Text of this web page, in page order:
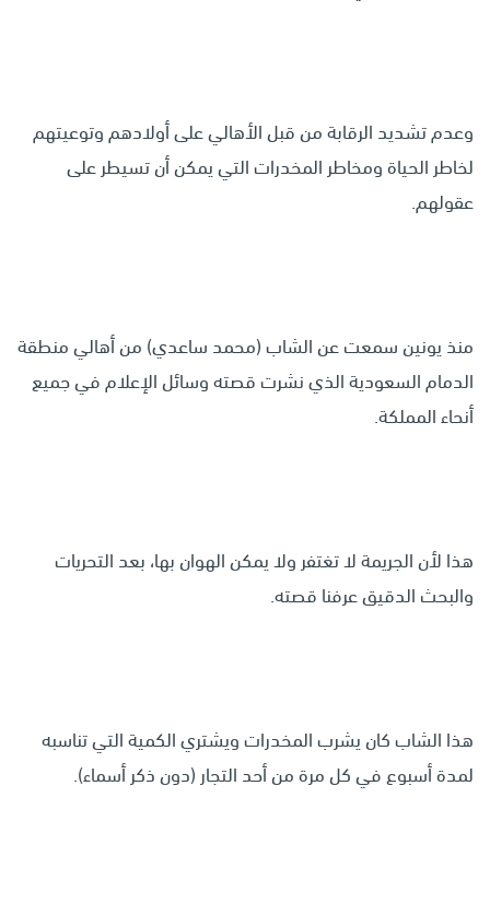
وعدم تشديد الرقابة من قبل الأهالي على أولادهم وتوعيتهم
لخاطر الحياة ومخاطر المخدرات التي يمكن أن تسيطر على
عقولهم.
منذ يونين سمعت عن الشاب (محمد ساعدي) من أهالي منطقة
الدمام السعودية الذي نشرت قصته وسائل الإعلام في جميع
أنحاء المملكة.
هذا لأن الجريمة لا تغتفر ولا يمكن الهوان بها، بعد التحريات
والبحث الدقيق عرفنا قصته.
هذا الشاب كان يشرب المخدرات ويشتري الكمية التي تناسبه
لمدة أسبوع في كل مرة من أحد التجار (دون ذكر أسماء).